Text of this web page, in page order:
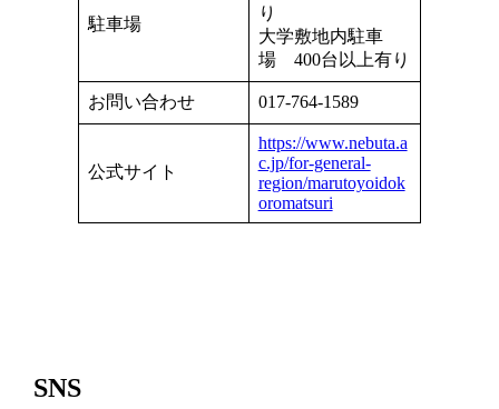
駐車場
り
大学敷地内駐車
場 400台以上有り
お問い合わせ 017-764-1589
公式サイト
https://www.nebuta.a
c.jp/for-general-
region/marutoyoidok
oromatsuri
SNS